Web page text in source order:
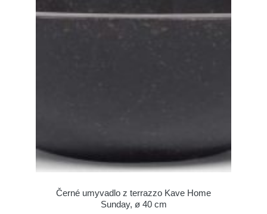
Černé umyvadlo z terrazzo Kave Home
Sunday, ø 40 cm